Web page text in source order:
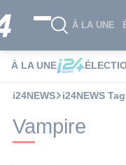
À LA UNE
À LA UNE
i24NEWS i24NEWS
Vampire